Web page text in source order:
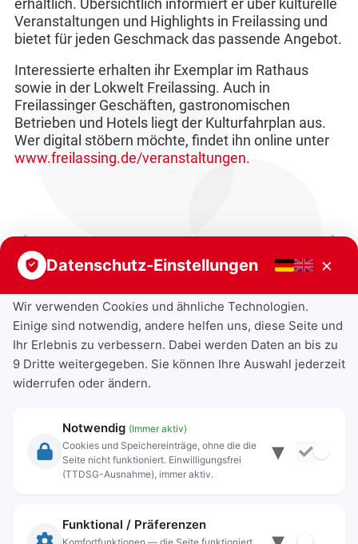
erhältlich. Übersichtlich informiert er über kulturelle
Veranstaltungen und Highlights in Freilassing und
bietet für jeden Geschmack das passende Angebot.
Interessierte erhalten ihr Exemplar im Rathaus
sowie in der Lokwelt Freilassing. Auch in
Freilassinger Geschäften, gastronomischen
Betrieben und Hotels liegt der Kulturfahrplan aus.
Wer digital stöbern möchte, findet ihn online unter
www.freilassing.de/veranstaltungen.
Rechtliche Angaben
Datenschutz
Anschrift
Datenschutz-Einstellungen ×
Wir verwenden Cookies und ähnliche Technologien.
Einige sind notwendig, andere helfen uns, diese Seite und
Ihr Erlebnis zu verbessern. Dabei werden Daten an bis zu
9 Dritte weitergegeben. Sie können Ihre Auswahl jederzeit
widerrufen oder ändern.
Notwendig (Immer aktiv)
Cookies und Speichereinträge, ohne die die
Seite nicht funktioniert. Einwilligungsfrei
(TTDSG-Ausnahme), immer aktiv.
▾
Funktional / Präferenzen